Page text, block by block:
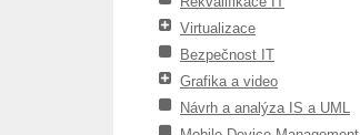
Virtualizace
Bezpečnost IT
Grafika a video
Návrh a analýza IS a UML